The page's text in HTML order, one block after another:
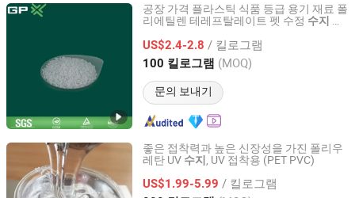
공장 가격 플라스틱 식품 등급 용기 재료 폴
리에틸렌 테레프탈레이트 펫 수정 수지 섬
US$2.4-2.8 / 킬로그램
100 킬로그램 (MOQ)
문의 보내기
GP Materials Technology (Jiangsu) Co.,Ltd
Jiangsu, China 이후 2024
좋은 접착력과 높은 신장성을 가진 폴리우
레탄 UV 수지 , UV 접착용 (PET PVC)
US$1.99-5.99 / 킬로그램
Dongguan Haoxin New Materials Co., Ltd.